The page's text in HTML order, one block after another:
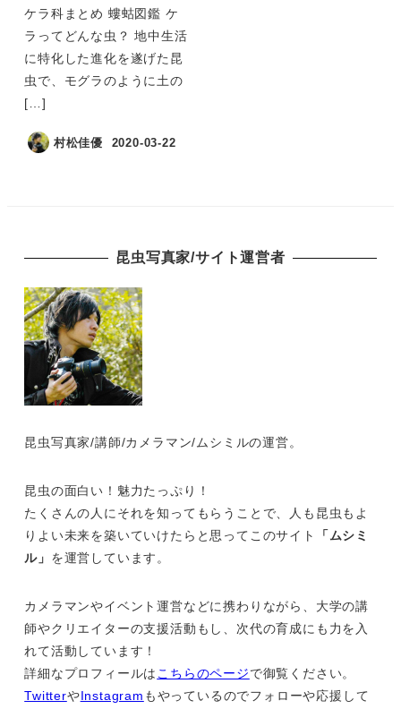
ケラ科まとめ 螻蛄図鑑 ケ
ラってどんな虫？ 地中生活
に特化した進化を遂げた昆
虫で、モグラのように土の
[…]
村松佳優 2020-03-22
昆虫写真家/サイト運営者
昆虫写真家/講師/カメラマン/ムシミルの運営。
昆虫の面白い！魅力たっぷり！
たくさんの人にそれを知ってもらうことで、人も昆虫もよ
りよい未来を築いていけたらと思ってこのサイト
「ムシミ
ル」 を運営しています。
カメラマンやイベント運営などに携わりながら、大学の講
師やクリエイターの支援活動もし、次代の育成にも力を入
れて活動しています！
詳細なプロフィールは こちらのページで御覧ください。
TwitterやInstagram もやっているのでフォローや応援して